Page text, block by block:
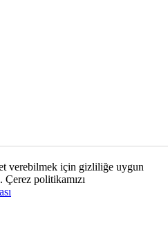
verebilmek için gizliliğe uygun
politikamızı